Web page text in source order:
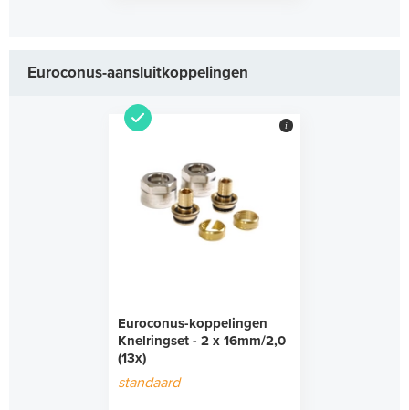
Euroconus-aansluitkoppelingen
Euroconus-koppelingen
Knelringset - 2 x 16mm/2,0
(13x)
standaard
i